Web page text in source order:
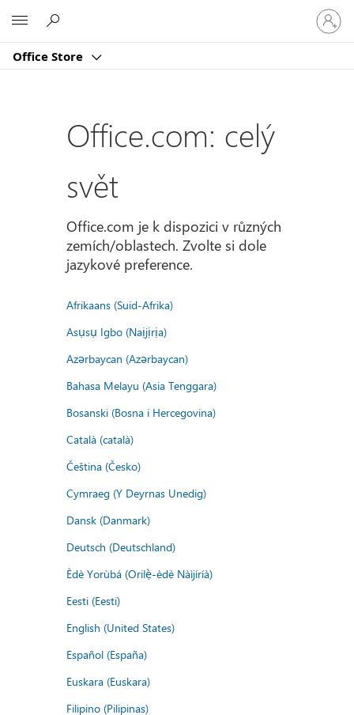
Office Store
se
ke
účtu
Office.com: celý
svět
Office.com je k dispozici v různých
zemích/oblastech. Zvolte si dole
jazykové preference.
Afrikaans (Suid-Afrika)
Asụsụ Igbo (Naịjịrịa)
Azərbaycan (Azərbaycan)
Bahasa Melayu (Asia Tenggara)
Bosanski (Bosna i Hercegovina)
Català (català)
Čeština (Česko)
Cymraeg (Y Deyrnas Unedig)
Dansk (Danmark)
Deutsch (Deutschland)
Èdè Yorùbá (Orilẹ̀-èdè Nàìjíríà)
Eesti (Eesti)
English (United States)
Español (España)
Euskara (Euskara)
Filipino (Pilipinas)